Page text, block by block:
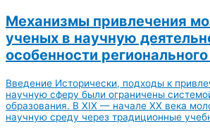
Механизмы привлечения
ученых в научную
особенности
Введение Исторически, подходы к
научную сферу были ограничены
образования. В XIX — начале XX века
научную среду через традиционные